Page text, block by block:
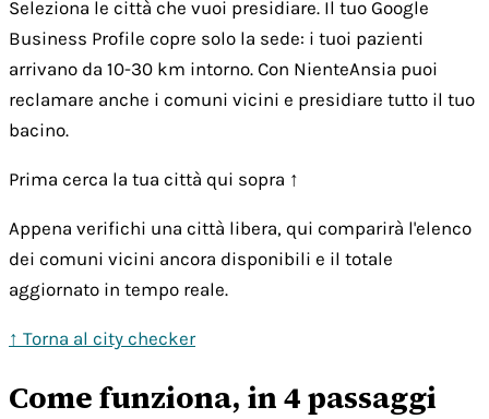
Seleziona le città che vuoi presidiare. Il tuo Google
Business Profile copre solo la sede: i tuoi pazienti
arrivano da 10-30 km intorno. Con NienteAnsia puoi
reclamare anche i comuni vicini e presidiare tutto il tuo
bacino.
Prima cerca la tua città qui sopra ↑
Appena verifichi una città libera, qui comparirà l'elenco
dei comuni vicini ancora disponibili e il totale
aggiornato in tempo reale.
↑ Torna al city checker
Come funziona, in 4 passaggi